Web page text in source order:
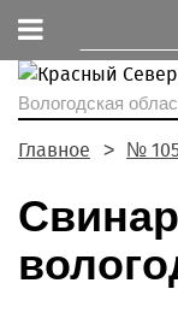
Вологодская
Главное №